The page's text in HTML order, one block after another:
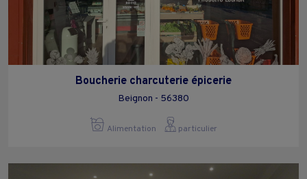
Boucherie charcuterie épicerie
Beignon - 56380
Alimentation particulier